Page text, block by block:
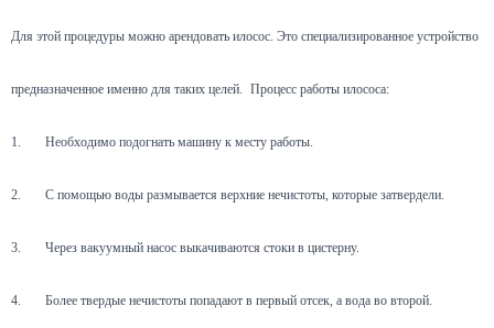
Для этой процедуры можно арендовать илосос. Это специализированное устройство
предназначенное именно для таких целей. Процесс работы илососа:
1. Необходимо подогнать машину к месту работы.
2. С помощью воды размывается верхние нечистоты, которые затвердели.
3. Через вакуумный насос выкачиваются стоки в цистерну.
4. Более твердые нечистоты попадают в первый отсек, а вода во второй.